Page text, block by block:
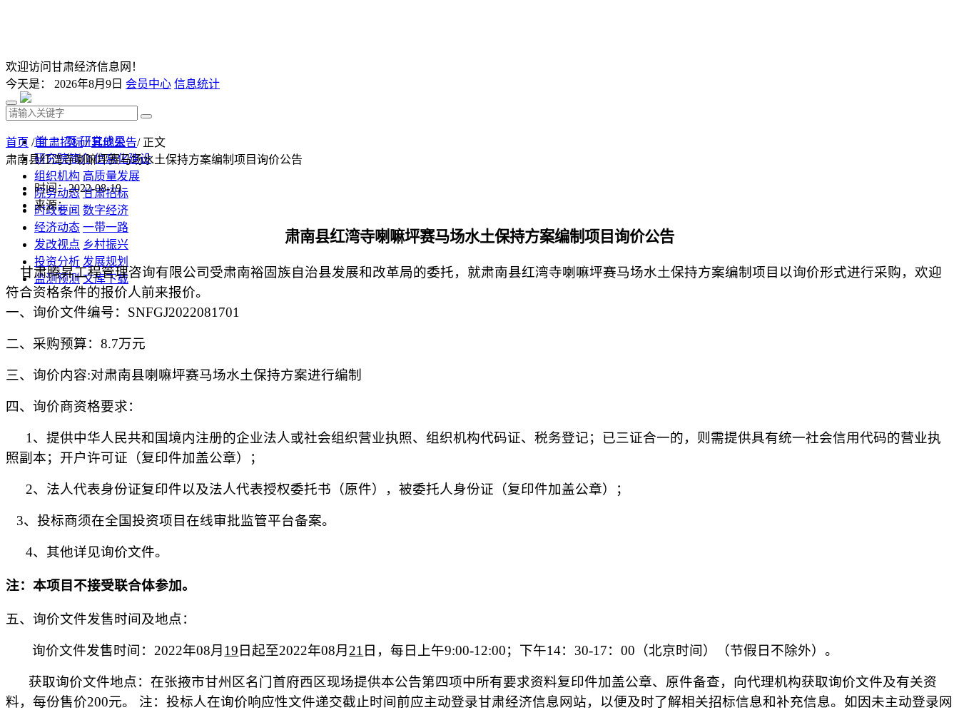
欢迎访问甘肃经济信息网！
今天是： 2026年8月9日 会员中心 信息统计
首 页 研究成果
研究院简介 信息化建设
组织机构 高质量发展
院务动态 甘肃招标
时政要闻 数字经济
经济动态 一带一路
发改视点 乡村振兴
投资分析 发展规划
监测预测 文库下载
首页 /甘肃招标/其他公告/ 正文
肃南县红湾寺喇嘛坪赛马场水土保持方案编制项目询价公告
时间：2022-08-19
来源：
肃南县红湾寺喇嘛坪赛马场水土保持方案编制项目询价公告
甘肃腾昇工程管理咨询有限公司受肃南裕固族自治县发展和改革局的委托，就肃南县红湾寺喇嘛坪赛马场水土保持方案编制项目以询价形式进行采购，欢迎
符合资格条件的报价人前来报价。
一、询价文件编号： SNFGJ2022081701
二、采购预算： 8.7万元
三、询价内容:对肃南县喇嘛坪赛马场水土保持方案进行编制
四、询价商资格要求：
1、提供中华人民共和国境内注册的企业法人或社会组织营业执照、组织机构代码证、税务登记；已三证合一的，则需提供具有统一社会信用代码的营业执
照副本；开户许可证 （复印件加盖公章）；
2、 法人代表身份证复印件以及法人代表授权委托书（原件），被委托人身份证（复印件加盖公章）；
3、投标商须在全国投资项目在线审批监管平台备案。
4、其他详见询价文件。
注：本项目不接受联合体参加。
五、询价文件发售时间及地点：
询价文件发售时间： 2022年08月 19 日起至2022年08月 21 日，每日上午9:00-12:00；下午14：30-17：00（北京时间）（节假日 不除外）。
获取询价文件地点：在张掖市甘州区名门首府西区现场提供本公告第四项中所有要求资料复印件加盖公章、原件备查， 向代理机构获取询价文件及有关资
料，每份售价200元。 注：投标人在询价响应性文件递交截止时间前应主动登录甘肃经济信息网站，以便及时了解相关招标信息和补充信息。如因未主动登录网